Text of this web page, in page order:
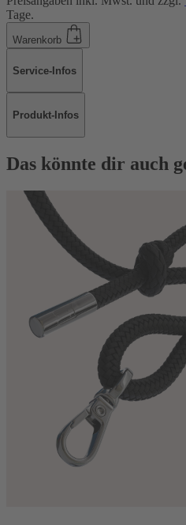
Tage.
Warenkorb
Service-Infos
Produkt-Infos
Das könnte dir auch